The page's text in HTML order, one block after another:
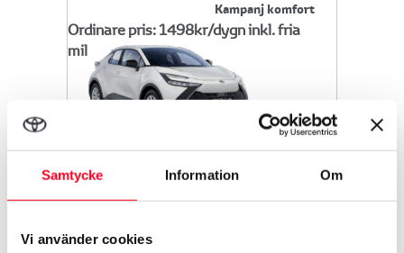
Samtycke Information Om
Vi använder cookies
Kampanj komfort
Ordinare pris: 1498kr/dygn inkl. fria
mil